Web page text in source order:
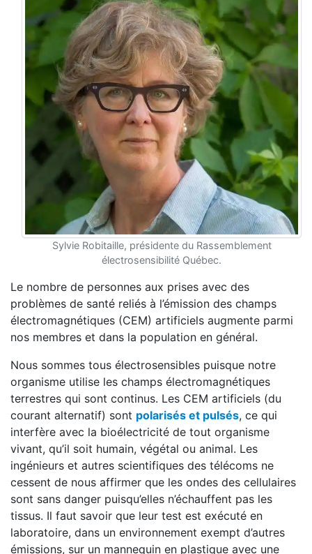
Sylvie Robitaille, présidente du Rassemblement
électrosensibilité Québec.
Le nombre de personnes aux prises avec des
problèmes de santé reliés à l’émission des champs
électromagnétiques (CEM) artificiels augmente parmi
nos membres et dans la population en général.
Nous sommes tous électrosensibles puisque notre
organisme utilise les champs électromagnétiques
terrestres qui sont continus. Les CEM artificiels (du
courant alternatif) sont polarisés et pulsés, ce qui
interfère avec la bioélectricité de tout organisme
vivant, qu’il soit humain, végétal ou animal. Les
ingénieurs et autres scientifiques des télécoms ne
cessent de nous affirmer que les ondes des cellulaires
sont sans danger puisqu’elles n’échauffent pas les
tissus. Il faut savoir que leur test est exécuté en
laboratoire, dans un environnement exempt d’autres
émissions, sur un mannequin en plastique avec une